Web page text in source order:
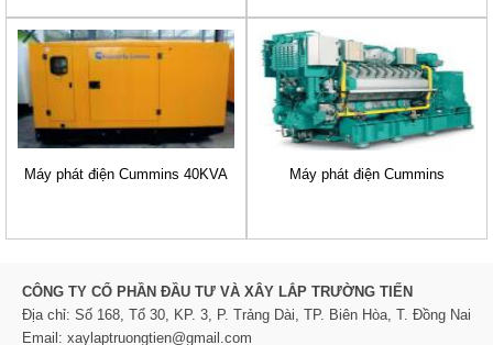
Máy phát điện Cummins 40KVA Máy phát điện Cummins
CÔNG TY CỔ PHẦN ĐẦU TƯ VÀ XÂY LẮP TRƯỜNG TIẾN
Địa chỉ: Số 168, Tổ 30, KP. 3, P. Trảng Dài, TP. Biên Hòa, T. Đồng Nai
Email: xaylaptruongtien@gmail.com